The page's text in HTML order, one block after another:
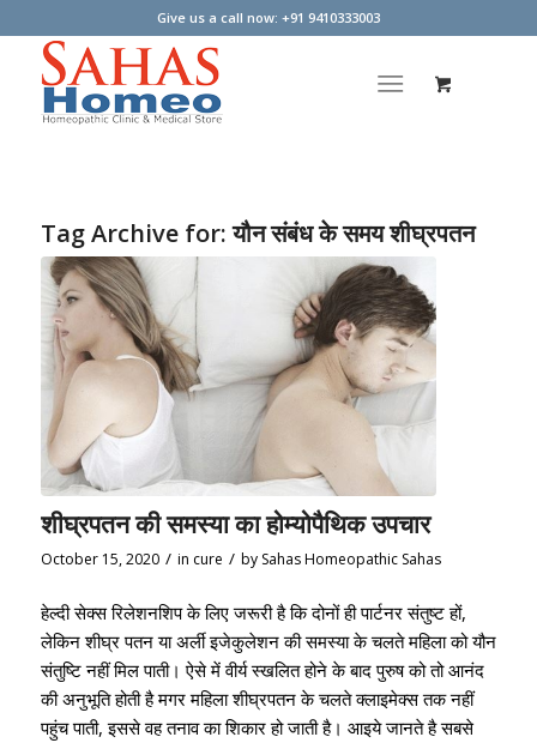
Give us a call now: +91 9410333003
Tag Archive for:यौन संबंध के समय शीघ्रपतन
शीघ्रपतन की समस्या का होम्योपैथिक उपचार
October 15, 2020 / in cure / by Sahas Homeopathic Sahas
हेल्दी सेक्स रिलेशनशिप के लिए जरूरी है कि दोनों ही पार्टनर संतुष्ट हों,
लेकिन शीघ्र पतन या अर्ली इजेकुलेशन की समस्या के चलते महिला को यौन
संतुष्टि नहीं मिल पाती। ऐसे में वीर्य स्खलित होने के बाद पुरुष को तो आनंद
की अनुभूति होती है मगर महिला शीघ्रपतन के चलते क्लाइमेक्स तक नहीं
पहुंच पाती, इससे वह तनाव का शिकार हो जाती है। आइये जानते है सबसे